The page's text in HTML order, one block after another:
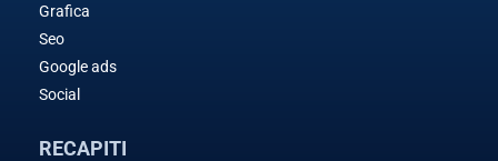
Grafica
Seo
Google ads
Social
RECAPITI